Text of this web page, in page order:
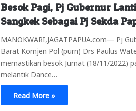
Besok Pagi, Pj Gubernur
Sangkek Sebagai Pj Sekda
MANOKWARI,JAGATPAPUA.com— Pj
Barat Komjen Pol (purn) Drs Paulus
memastikan besok Jumat (18/11/2022)
melantik Dance…
Read More »